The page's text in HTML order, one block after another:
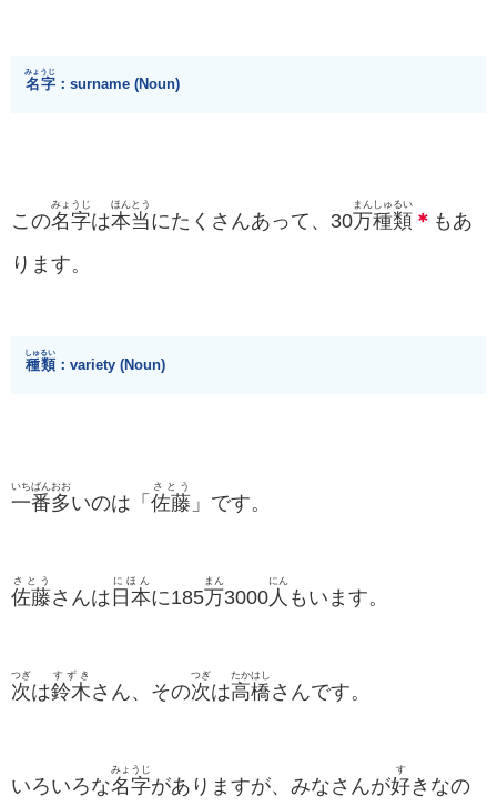
名字
みょうじ
：surname (Noun)
この名字
みょうじ
は本当
ほんとう
にたくさんあって、30万
まん
種類
しゅるい
＊ もあ
ります。
種類
しゅるい
：variety (Noun)
一番
いちばん
多
おお
いのは「 佐藤
さとう
」です。
佐藤
さとう
さんは 日本
にほん
に185万
まん
3000 人
にん
もいます。
次
つぎ
は鈴木
すずき
さん、その次
つぎ
は高橋
たかはし
さんです。
いろいろな名字
みょうじ
がありますが、みなさんが好
す
きなの